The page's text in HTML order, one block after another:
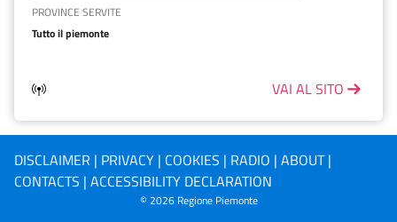
PROVINCE SERVITE
Tutto il piemonte
VAI AL SITO
DISCLAIMER | PRIVACY | COOKIES | RADIO | ABOUT |
CONTACTS | ACCESSIBILITY DECLARATION
© 2026Regione Piemonte